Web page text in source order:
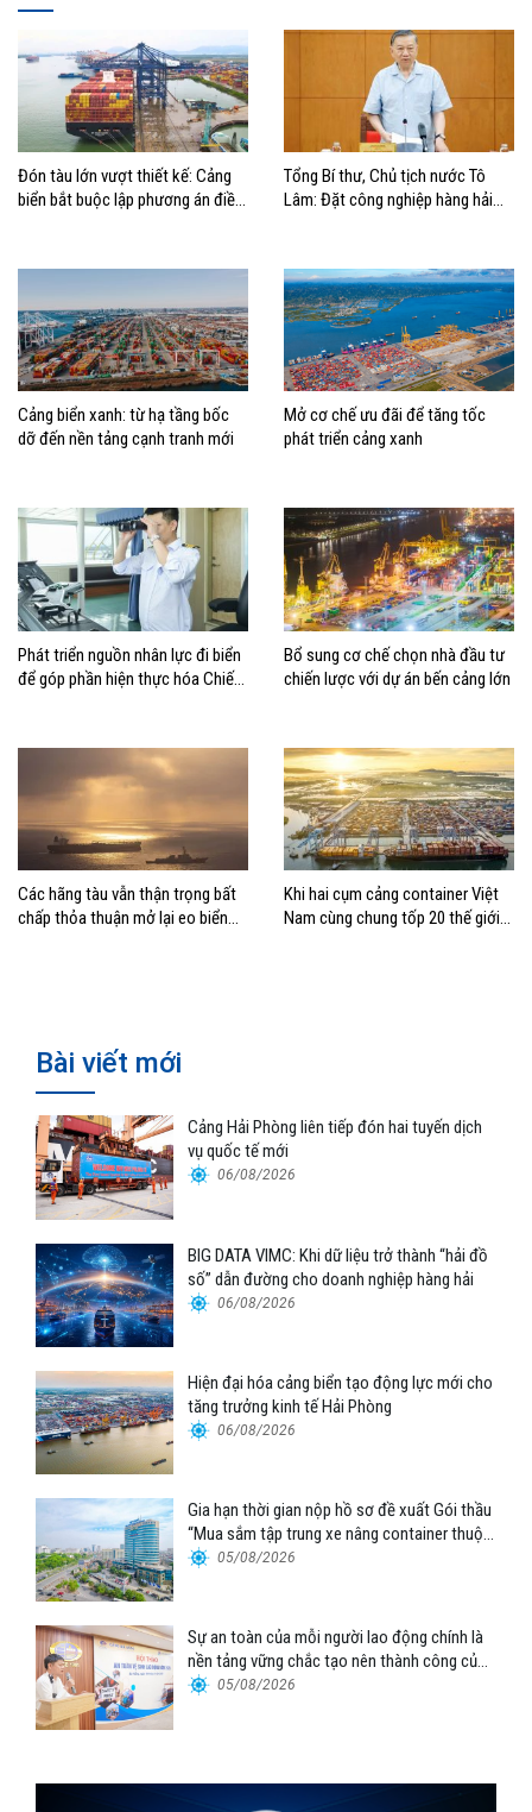
Đón tàu lớn vượt thiết kế: Cảng
biển bắt buộc lập phương án điều
Tổng Bí thư, Chủ tịch nước Tô
Lâm: Đặt công nghiệp hàng hải
biển mạnh
Cảng biển xanh: từ hạ tầng bốc
dỡ đến nền tảng cạnh tranh mới
Mở cơ chế ưu đãi để tăng tốc
phát triển cảng xanh
Phát triển nguồn nhân lực đi biển
để góp phần hiện thực hóa Chiến
Bổ sung cơ chế chọn nhà đầu tư
chiến lược với dự án bến cảng lớn
Các hãng tàu vẫn thận trọng bất
chấp thỏa thuận mở lại eo biển
Khi hai cụm cảng container Việt
Nam cùng chung tốp 20 thế giới
Bài viết mới
Cảng Hải Phòng liên tiếp đón hai tuyến dịch
vụ quốc tế mới
06/08/2026
BIG DATA VIMC: Khi dữ liệu trở thành “hải đồ
số” dẫn đường cho doanh nghiệp hàng hải
06/08/2026
Hiện đại hóa cảng biển tạo động lực mới cho
tăng trưởng kinh tế Hải Phòng
06/08/2026
Gia hạn thời gian nộp hồ sơ đề xuất Gói thầu
“Mua sắm tập trung xe nâng container thuộc
Tổng công ty Hàng hải Việt Nam – CTCP”
05/08/2026
Sự an toàn của mỗi người lao động chính là
nền tảng vững chắc tạo nên thành công của
Cảng Đà Nẵng
05/08/2026